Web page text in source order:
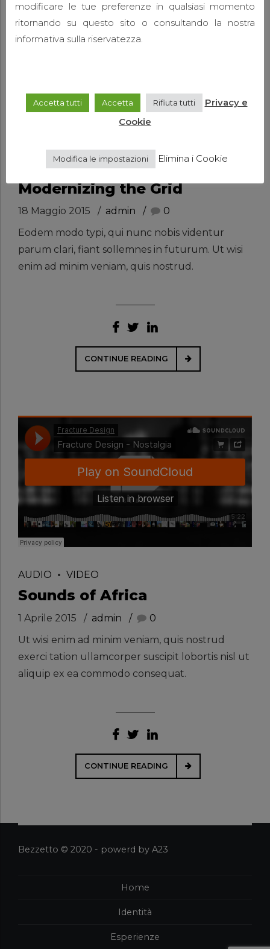
AUDIO VIDEO
Modernizing the Grid
18 Maggio 2015 admin
0
Eodem modo typi, qui nunc nobis videntur
parum clari, fiant sollemnes in futurum. Ut wisi
enim ad minim veniam, quis nostrud.
CONTINUE READING
AUDIO VIDEO
Sounds of Africa
1 Aprile 2015 admin
0
Ut wisi enim ad minim veniam, quis nostrud
exerci tation ullamcorper suscipit lobortis nisl ut
aliquip ex ea commodo consequat.
CONTINUE READING
Bezzetto © 2020 - powerd by A23
Home
Identità
Esperienze
modificare le tue preferenze in qualsiasi momento
ritornando su questo sito o consultando la nostra
informativa sulla riservatezza.
Accetta tutti Accetta Rifiuta tutti
Privacy e
Cookie
Modifica le impostazioni Elimina i Cookie